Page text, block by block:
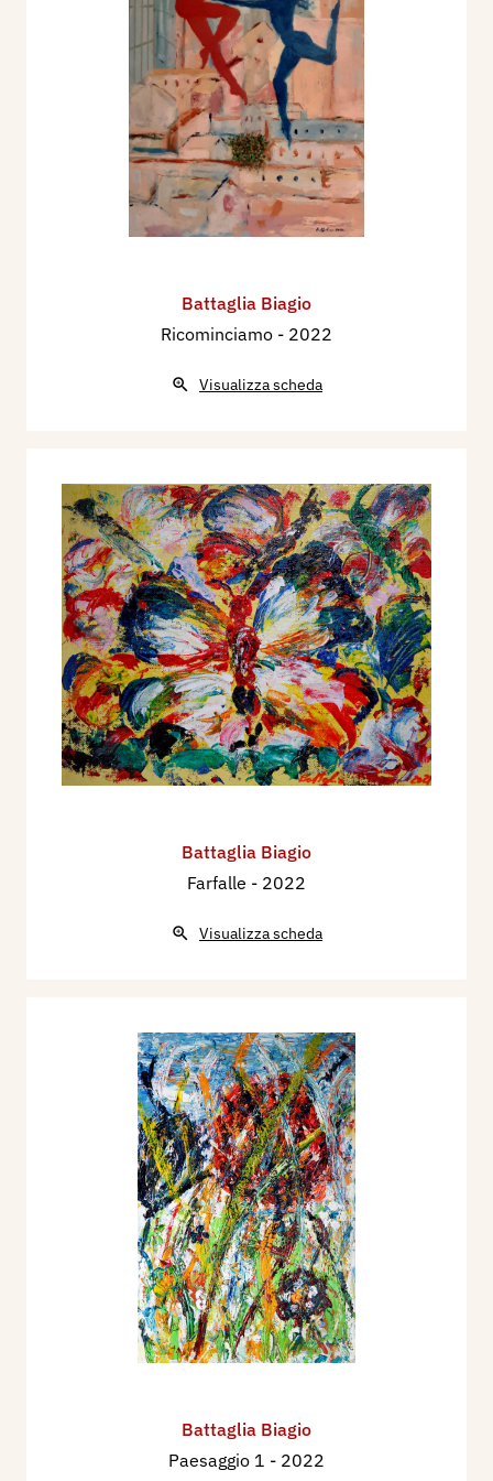
Battaglia Biagio
Ricominciamo - 2022
Visualizza scheda
Battaglia Biagio
Farfalle - 2022
Visualizza scheda
Battaglia Biagio
Paesaggio 1 - 2022